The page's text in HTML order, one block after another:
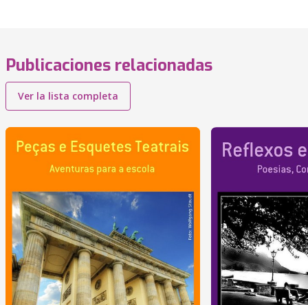
Publicaciones relacionadas
Ver la lista completa